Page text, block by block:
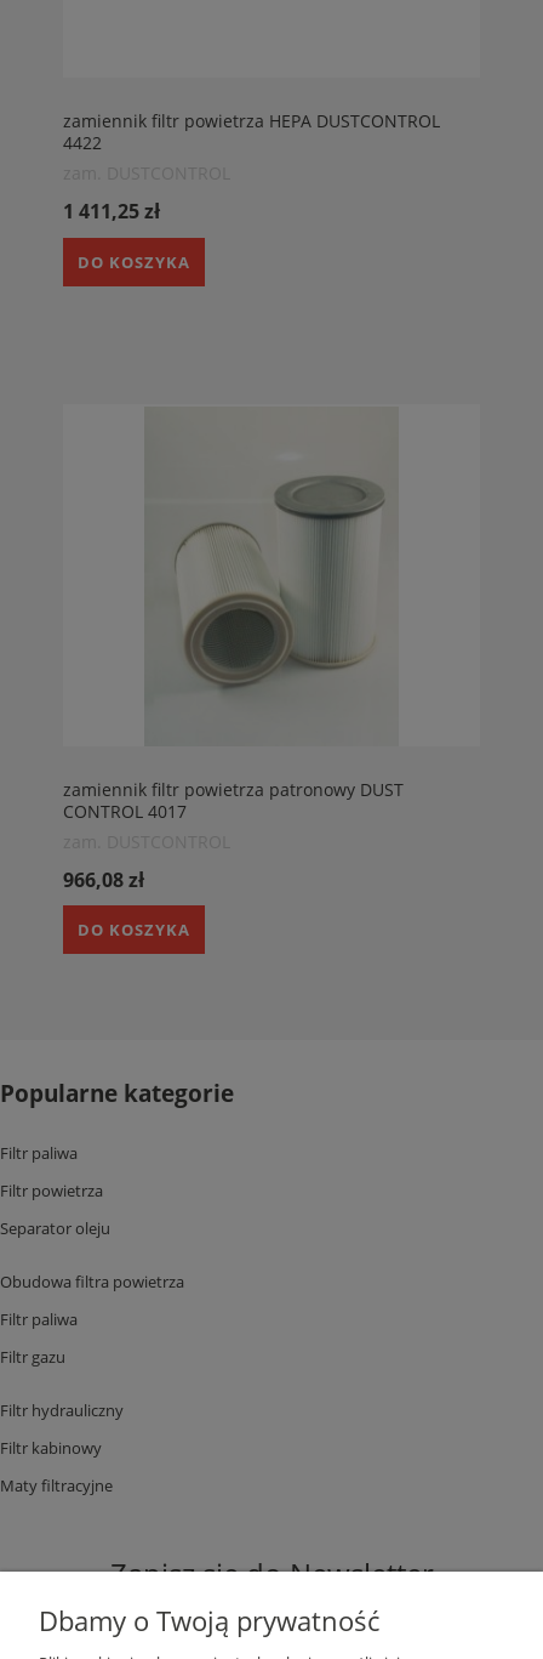
zamiennik filtr powietrza HEPA DUSTCONTROL
4422
1 411,25 zł
DO KOSZYKA
zamiennik filtr powietrza patronowy DUST
CONTROL 4017
966,08 zł
DO KOSZYKA
Popularne kategorie
Filtr paliwa
Filtr powietrza
Separator oleju
Obudowa filtra powietrza
Filtr paliwa
Filtr gazu
Filtr hydrauliczny
Filtr kabinowy
Maty filtracyjne
Zapisz się do Newsletter
Dbamy o Twoją prywatność